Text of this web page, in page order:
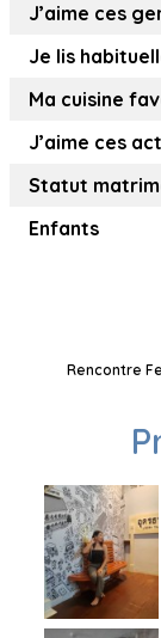
J’aime ces
Je lis
Ma cuisine
J’aime ces
Statut
Enfants
Rencontre